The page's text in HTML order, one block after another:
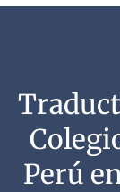
Perú